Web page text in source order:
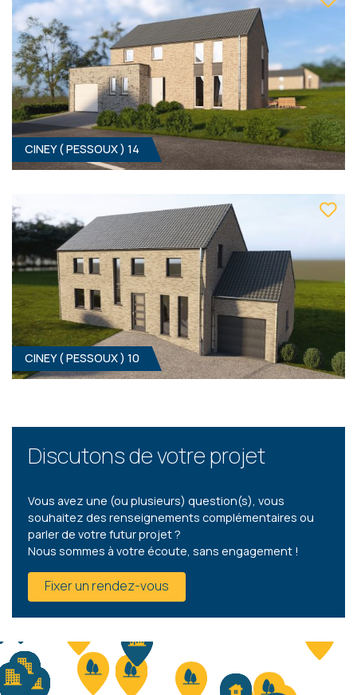
Prix sur demande
CINEY ( PESSOUX ) 13
Clé sur porte
339 000 € HF*
CINEY ( PESSOUX ) 14
ÀPD 399 000 € HF*
CINEY ( PESSOUX ) 14
CINEY ( PESSOUX ) 10
- 1
Clé sur porte
CINEY ( PESSOUX ) 10
Discutons de votre projet
Vous avez une (ou plusieurs) question(s), vous
souhaitez des renseignements complémentaires ou
parler de votre futur projet ?
Nous sommes à votre écoute, sans engagement !
Fixer un rendez-vous